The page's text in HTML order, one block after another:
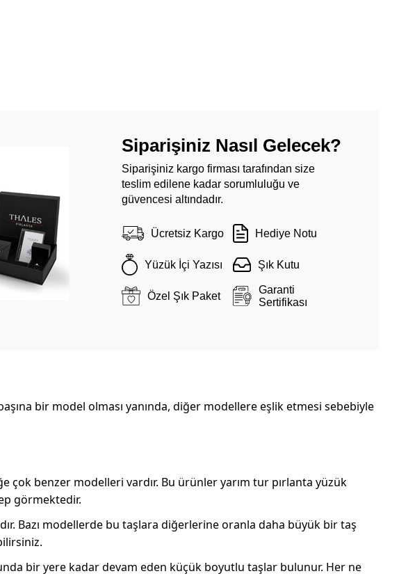
Siparişiniz Nasıl Gelecek?
Siparişiniz kargo firması tarafından size
teslim edilene kadar sorumluluğu ve
güvencesi altındadır.
Ücretsiz Kargo Hediye Notu
Yüzük İçi Yazısı Şık Kutu
Özel Şık Paket
Garanti
Sertifikası
bir model olması yanında, diğer modellere eşlik etmesi sebebiyle
çok benzer modelleri vardır. Bu ürünler yarım tur pırlanta yüzük
görmektedir.
Bazı modellerde bu taşlara diğerlerine oranla daha büyük bir taş
bir yere kadar devam eden küçük boyutlu taşlar bulunur. Her ne